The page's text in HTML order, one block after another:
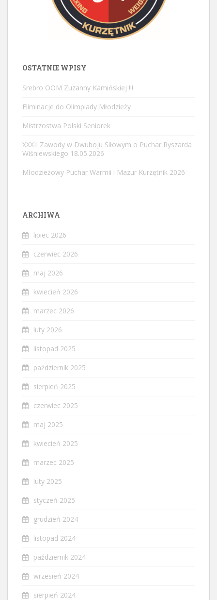
OSTATNIE WPISY
Srebro OOM Zuzanny Kamińskiej !!!
Eliminacje do Olimpiady Młodzieży
Mistrzostwa Polski Seniorek
XXXII Zawody w Dwuboju Siłowym o Puchar Ryszarda
Wiśniewskiego 18.05.2026
Młodzieżowy Puchar Warmii i Mazur Kurzętnik 2026
ARCHIWA
lipiec 2026
czerwiec 2026
maj 2026
kwiecień 2026
marzec 2026
luty 2026
listopad 2025
październik 2025
sierpień 2025
czerwiec 2025
maj 2025
kwiecień 2025
marzec 2025
luty 2025
styczeń 2025
grudzień 2024
listopad 2024
październik 2024
wrzesień 2024
sierpień 2024